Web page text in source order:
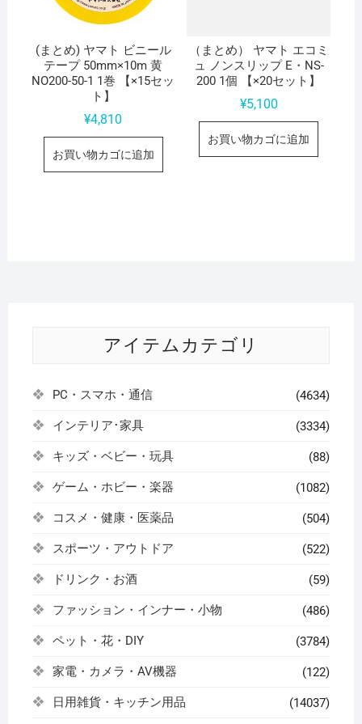
(まとめ) ヤマト ビニール
テープ 50mm×10m 黄
NO200-50-1 1巻 【×15セッ
ト】
¥4,810
お買い物カゴに追加
（まとめ） ヤマト エコミ
ュ ノンスリップ E・NS-
200 1個 【×20セット】
¥5,100
お買い物カゴに追加
アイテムカテゴリ
PC・スマホ・通信 (4634)
インテリア･家具 (3334)
キッズ・ベビー・玩具 (88)
ゲーム・ホビー・楽器 (1082)
コスメ・健康・医薬品 (504)
スポーツ・アウトドア (522)
ドリンク・お酒 (59)
ファッション・インナー・小物 (486)
ペット・花・DIY (3784)
家電・カメラ・AV機器 (122)
日用雑貨・キッチン用品 (14037)